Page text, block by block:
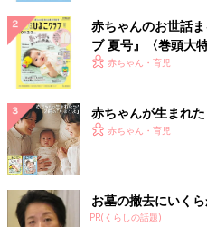
赤ちゃんのお世話
ブ 夏号』〈巻頭大
く！ おっぱい・ミ
赤ちゃん・育児
赤ちゃんが生まれ
赤ちゃん・育児
お墓の撤去にいく
PR(くらしの話題)